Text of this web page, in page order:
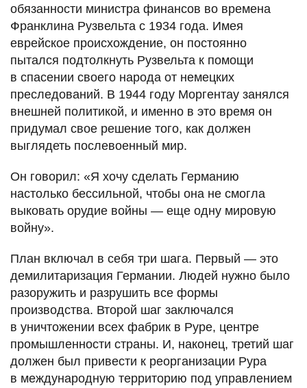
обязанности министра финансов во времена
Франклина Рузвельта с 1934 года. Имея
еврейское происхождение, он постоянно
пытался подтолкнуть Рузвельта к помощи
в спасении своего народа от немецких
преследований. В 1944 году Моргентау занялся
внешней политикой, и именно в это время он
придумал свое решение того, как должен
выглядеть послевоенный мир.
Он говорил: «Я хочу сделать Германию
настолько бессильной, чтобы она не смогла
выковать орудие войны — еще одну мировую
войну».
План включал в себя три шага. Первый — это
демилитаризация Германии. Людей нужно было
разоружить и разрушить все формы
производства. Второй шаг заключался
в уничтожении всех фабрик в Руре, центре
промышленности страны. И, наконец, третий шаг
должен был привести к реорганизации Рура
в международную территорию под управлением